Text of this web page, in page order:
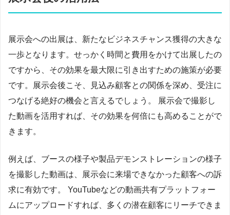
展示会への出展は、新たなビジネスチャンス獲得の大きな
一歩となります。せっかく時間と費用をかけて出展したの
ですから、その効果を最大限に引き出すための施策が必要
です。展示会後こそ、見込み顧客との関係を深め、受注に
つなげる絶好の機会と言えるでしょう。 展示会で撮影し
た動画を活用すれば、その効果を何倍にも高めることがで
きます。
例えば、ブースの様子や製品デモンストレーションの様子
を撮影した動画は、展示会に来場できなかった顧客への訴
求に有効です。 YouTubeなどの動画共有プラットフォー
ムにアップロードすれば、多くの潜在顧客にリーチできま